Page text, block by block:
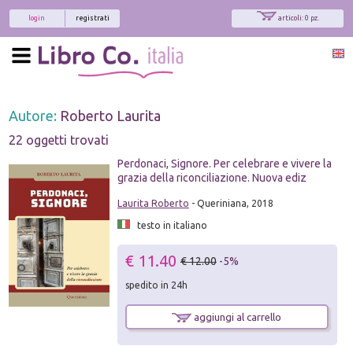
articoli: 0 pz.
registrati
login
Autore: Roberto Laurita
22 oggetti trovati
Perdonaci, Signore. Per celebrare e vivere la
grazia della riconciliazione. Nuova ediz
Laurita Roberto - Queriniana, 2018
testo in italiano
€ 11.40 € 12.00 -5%
spedito in 24h
aggiungi al carrello